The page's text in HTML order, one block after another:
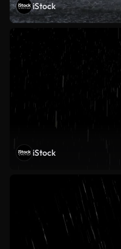
iStock
iStock